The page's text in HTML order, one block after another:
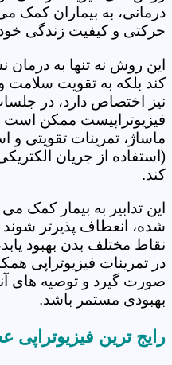
درمانی، به بیماران کمک
حرکتی و کیفیت زندگی خود
این روش نه تنها به
کند بلکه به تقویت سلامت
نیز اختصاص دارد، در
فیزیوتراپیست ممکن است
ماساژ، تمرینات تقویتی و
(استفاده از جریان
کند.
این تدابیر به بیمار کمک
شده، انعطاف پذیرتر
نقاط مختلف بدن بهبود
در تمرینات فیزیوتراپی
صورت گیرد و توصیه های
بهبودی مستمر باشد.
رایج ترین